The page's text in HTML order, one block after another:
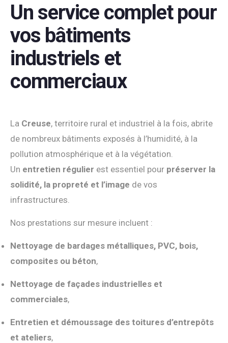
Un service complet pour
vos bâtiments
industriels et
commerciaux
La Creuse, territoire rural et industriel à la fois, abrite
de nombreux bâtiments exposés à l’humidité, à la
pollution atmosphérique et à la végétation.
Un entretien régulier est essentiel pour préserver la
solidité, la propreté et l’image de vos
infrastructures.
Nos prestations sur mesure incluent :
Nettoyage de bardages métalliques, PVC, bois,
composites ou béton,
Nettoyage de façades industrielles et
commerciales,
Entretien et démoussage des toitures d’entrepôts
et ateliers,